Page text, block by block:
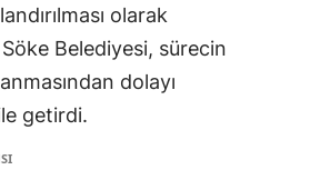
olarak
Belediyesi, sürecin
dolayı
getirdi.